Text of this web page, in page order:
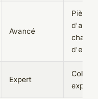
Avancé
Pièce
Expert